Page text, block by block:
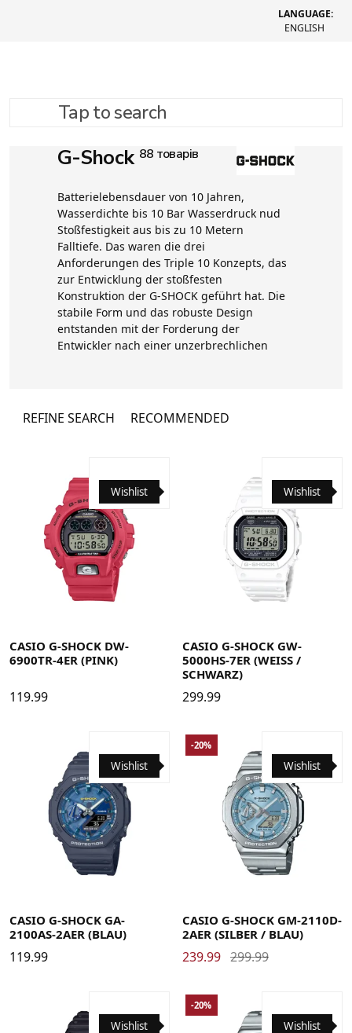
LANGUAGE:
ENGLISH
Tap to search
G-Shock 88 товарів
Batterielebensdauer von 10 Jahren,
Wasserdichte bis 10 Bar Wasserdruck nud
Stoßfestigkeit aus bis zu 10 Metern
Falltiefe. Das waren die drei
Anforderungen des Triple 10 Konzepts, das
zur Entwicklung der stoßfesten
Konstruktion der G-SHOCK geführt hat. Die
stabile Form und das robuste Design
entstanden mit der Forderung der
Entwickler nach einer unzerbrechlichen
und dabei ihr einzigartiges Basisdesign
beibehalten. Heute nimmt die G-SHOCK die
und Vorstellungskraft.
REFINE SEARCH RECOMMENDED
Wishlist
CASIO G-SHOCK DW-
6900TR-4ER (PINK)
119.99
Wishlist
CASIO G-SHOCK GW-
5000HS-7ER (WEISS /
SCHWARZ)
299.99
Wishlist
CASIO G-SHOCK GA-
2100AS-2AER (BLAU)
119.99
Wishlist
-20%
CASIO G-SHOCK GM-2110D-
2AER (SILBER / BLAU)
239.99 299.99
Wishlist Wishlist
-20%